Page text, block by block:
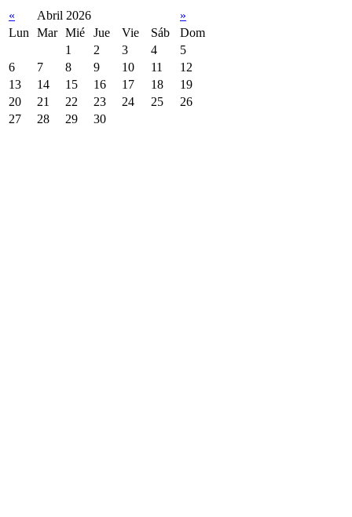
« Abril 2026
»
Lun
Mar Mié Jue Vie Sáb
Dom
1
2 3 4
5
6
7 8 9 10 11
12
13
14 15 16 17 18
19
20
21 22 23 24 25
26
27
28 29 30